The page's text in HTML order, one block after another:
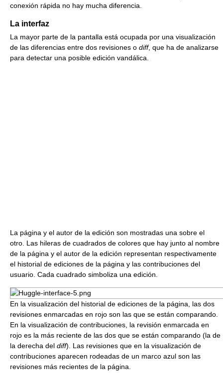
conexión rápida no hay mucha diferencia.
La interfaz
La mayor parte de la pantalla está ocupada por una visualización
de las diferencias entre dos revisiones o diff, que ha de analizarse
para detectar una posible edición vandálica.
La página y el autor de la edición son mostradas una sobre el
otro. Las hileras de cuadrados de colores que hay junto al nombre
de la página y el autor de la edición representan respectivamente
el historial de ediciones de la página y las contribuciones del
usuario. Cada cuadrado simboliza una edición.
En la visualización del historial de ediciones de la página, las dos
revisiones enmarcadas en rojo son las que se están comparando.
En la visualización de contribuciones, la revisión enmarcada en
rojo es la más reciente de las dos que se están comparando (la de
la derecha del diff). Las revisiones que en la visualización de
contribuciones aparecen rodeadas de un marco azul son las
revisiones más recientes de la página.